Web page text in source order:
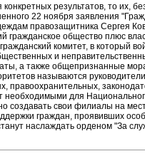
конкретных результатов, то их,
22 ноября заявления
правозащитника Сергея
гражданское общество плюс
комитет, в который
и
а также общепризнанные
называются
правоохранительных,
необходимыми для
создавать свои филиалы на
граждан, проявивших
наслаждать орденом "За